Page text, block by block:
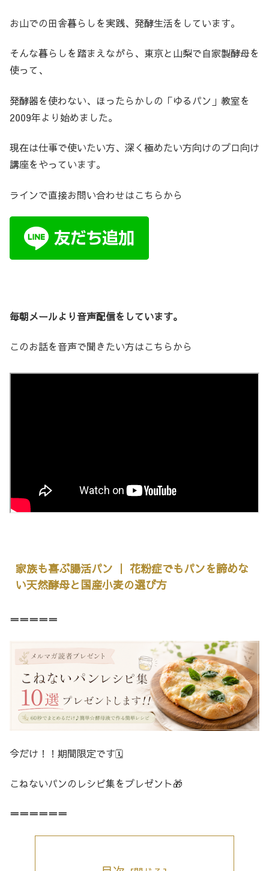
お山での田舎暮らしを実践、発酵生活をしています。
そんな暮らしを踏まえながら、東京と山梨で自家製酵母を
使って、
発酵器を使わない、ほったらかしの「ゆるパン」教室を
2009年より始めました。
現在は仕事で使いたい方、深く極めたい方向けのプロ向け
講座をやっています。
ラインで直接お問い合わせはこちらから
毎朝メールより音声配信をしています。
このお話を音声で聞きたい方はこちらから
家族も喜ぶ腸活パン ｜ 花粉症でもパンを諦めな
い天然酵母と国産小麦の選び方
＝＝＝＝＝
今だけ！！期間限定です🗓️
こねないパンのレシピ集をプレゼント🎁
＝＝＝＝＝＝